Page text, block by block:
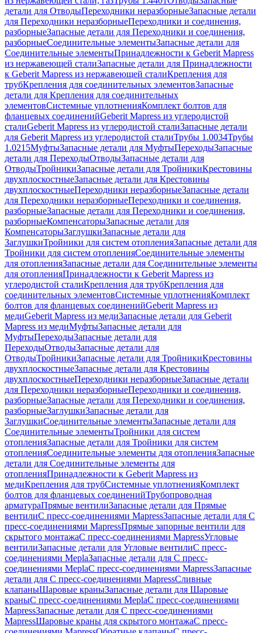
детали для ОтводыПереходники неразборныеЗапасные детали
для Переходники неразборныеПереходники и соединения,
разборныеЗапасные детали для Переходники и соединения,
разборныеСоединительные элементыЗапасные детали для
Соединительные элементыПринадлежности к Geberit Mapress
из нержавеющей сталиЗапасные детали для Принадлежности
к Geberit Mapress из нержавеющей сталиКрепления для
трубКрепления для соединительных элементовЗапасные
детали для Крепления для соединительных
элементовСистемные уплотненияКомплект болтов для
фланцевых соединенийGeberit Mapress из углеродистой
сталиGeberit Mapress из углеродистой сталиЗапасные детали
для Geberit Mapress из углеродистой сталиТрубы 1.0034Трубы
1.0215МуфтыЗапасные детали для МуфтыПереходыЗапасные
детали для ПереходыОтводыЗапасные детали для
ОтводыТройникиЗапасные детали для ТройникиКрестовины
двухплоскостныеЗапасные детали для Крестовины
двухплоскостныеПереходники неразборныеЗапасные детали
для Переходники неразборныеПереходники и соединения,
разборныеЗапасные детали для Переходники и соединения,
разборныеКомпенсаторыЗапасные детали для
КомпенсаторыЗаглушкиЗапасные детали для
ЗаглушкиТройники для систем отопленияЗапасные детали для
Тройники для систем отопленияСоединительные элементы
для отопленияЗапасные детали для Соединительные элементы
для отопленияПринадлежности к Geberit Mapress из
углеродистой сталиКрепления для трубКрепления для
соединительных элементовСистемные уплотненияКомплект
болтов для фланцевых соединенийGeberit Mapress из
медиGeberit Mapress из медиЗапасные детали для Geberit
Mapress из медиМуфтыЗапасные детали для
МуфтыПереходыЗапасные детали для
ПереходыОтводыЗапасные детали для
ОтводыТройникиЗапасные детали для ТройникиКрестовины
двухплоскостныеЗапасные детали для Крестовины
двухплоскостныеПереходники неразборныеЗапасные детали
для Переходники неразборныеПереходники и соединения,
разборныеЗапасные детали для Переходники и соединения,
разборныеЗаглушкиЗапасные детали для
ЗаглушкиСоединительные элементыЗапасные детали для
Соединительные элементыТройники для систем
отопленияЗапасные детали для Тройники для систем
отопленияСоединительные элементы для отопленияЗапасные
детали для Соединительные элементы для
отопленияПринадлежности к Geberit Mapress из
медиКрепления для трубСистемные уплотненияКомплект
болтов для фланцевых соединенийТрубопроводная
арматураПрямые вентилиЗапасные детали для Прямые
вентилиС пресс-соединениями MapressЗапасные детали для С
пресс-соединениями MapressПрямые запорные вентили для
скрытого монтажаС пресс-соединениями MapressУгловые
вентилиЗапасные детали для Угловые вентилиС пресс-
соединениями MeplaЗапасные детали для С пресс-
соединениями MeplaС пресс-соединениями MapressЗапасные
детали для С пресс-соединениями MapressСливные
клапаныШаровые краныЗапасные детали для Шаровые
краныС пресс-соединениями MeplaС пресс-соединениями
MapressЗапасные детали для С пресс-соединениями
MapressШаровые краны для скрытого монтажаС пресс-